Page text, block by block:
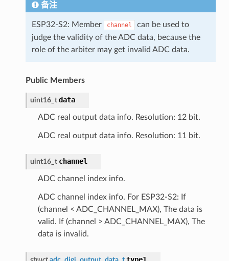
备注
ESP32-S2: Member channel
can be used to
judge the validity of the ADC data, because the
role of the arbiter may get invalid ADC data.
Public Members
uint16_t data
ADC real output data info. Resolution: 12 bit.
ADC real output data info. Resolution: 11 bit.
uint16_t channel
ADC channel index info.
ADC channel index info. For ESP32-S2: If
(channel < ADC_CHANNEL_MAX), The data is
valid. If (channel > ADC_CHANNEL_MAX), The
data is invalid.